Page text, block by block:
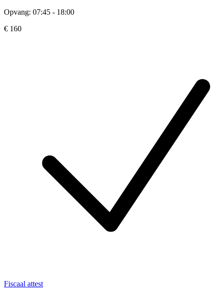
Opvang: 07:45 - 18:00
€ 160
Fiscaal attest